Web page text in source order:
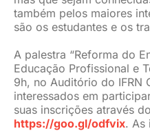
também pelos maiores
são os estudantes e os
A palestra “Reforma do
Educação Profissional e
9h, no Auditório do IFRN
interessados em
suas inscrições através
https://goo.gl/odfvix. As